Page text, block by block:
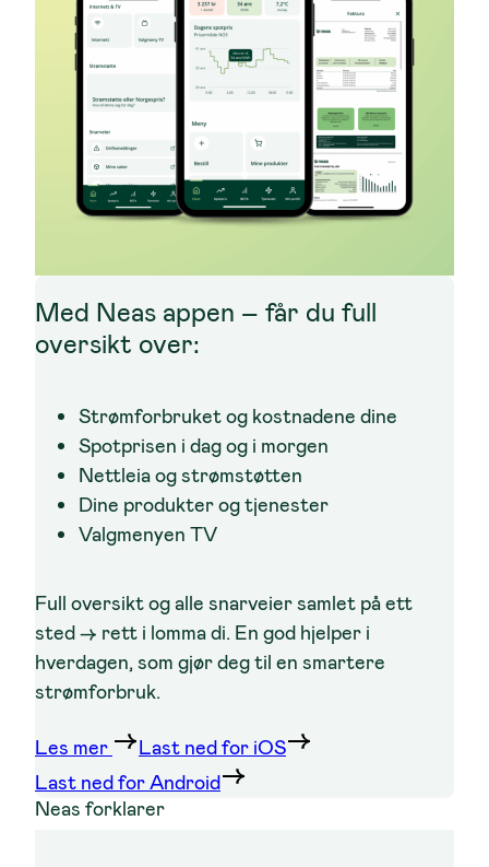
Med Neas appen – får du full
oversikt over:
Strømforbruket og kostnadene dine
Spotprisen i dag og i morgen
Nettleia og strømstøtten
Dine produkter og tjenester
Valgmenyen TV
Full oversikt og alle snarveier samlet på ett
sted → rett i lomma di. En god hjelper i
hverdagen, som gjør deg til en smartere
strømforbruk.
Les mer
Last ned for iOS
Last ned for Android
Neas forklarer